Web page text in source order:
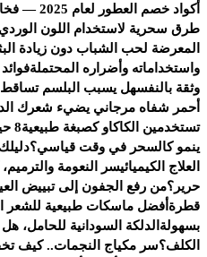
أكواد خصم العطور لعام 2025 — فخامة برائحة التوفير
طرق سحرية لاستخدام اللون الوردي
المعرضة لحب الشباب دون زيادة
واستخداماته وأضراره المحتملة
وثقة بالنفسهل يسبب البلسم تساقط
أحمر شفاه مرجاني يضيء شعرك
تستخدمين الكاكاو كصبغة طبيعية
8
ينمو كالسحر في وقت قياسي؟
العلاج الكيميائيسر النعومة
حرير؟من رفع الجفون إلى تبييض
قطرة أفضل ماسكات طبيعية للشعر
بسهولة الدلكة السودانية للحامل،
الكلف؟